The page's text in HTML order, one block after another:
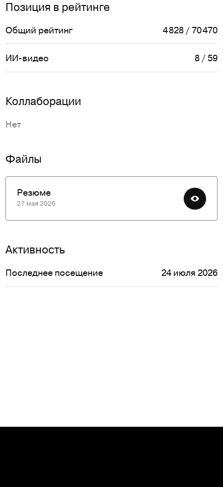
Позиция в рейтинге
Общий рейтинг 4 828 / 70 470
ИИ-видео 8 / 59
Коллаборации
Нет
Файлы
Резюме
27 мая 2026
Активность
Последнее посещение 24 июля 2026